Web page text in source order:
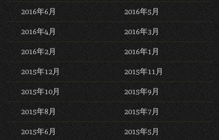
2016年6月 2016年5月
2016年4月 2016年3月
2016年2月 2016年1月
2015年12月 2015年11月
2015年10月 2015年9月
2015年8月 2015年7月
2015年6月 2015年5月